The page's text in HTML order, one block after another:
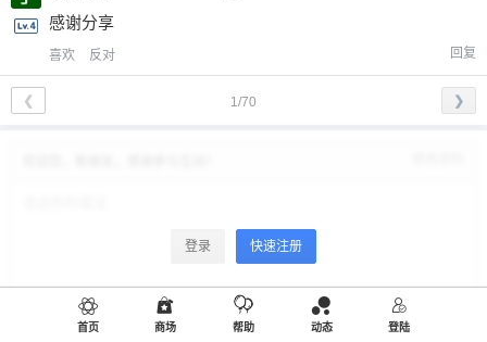
感谢分享
喜欢 反对 回复
1/70
❮ ❯
登录 快速注册
首页 商场 帮助 动态 登陆